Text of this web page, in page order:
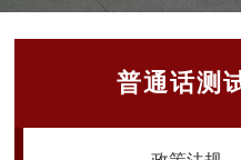
普通话测